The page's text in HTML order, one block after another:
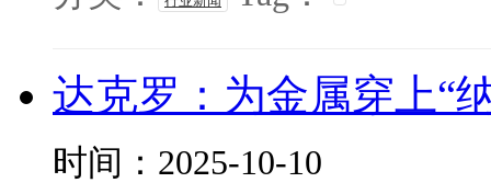
达克罗：为金属穿上“
时间：2025-10-10